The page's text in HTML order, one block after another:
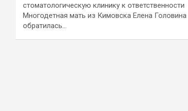
стоматологическую клинику к ответственности
Многодетная мать из Кимовска Елена Головина
обратилась…